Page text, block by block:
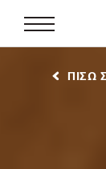
περιεχόμενο
ΠΙΣΩ